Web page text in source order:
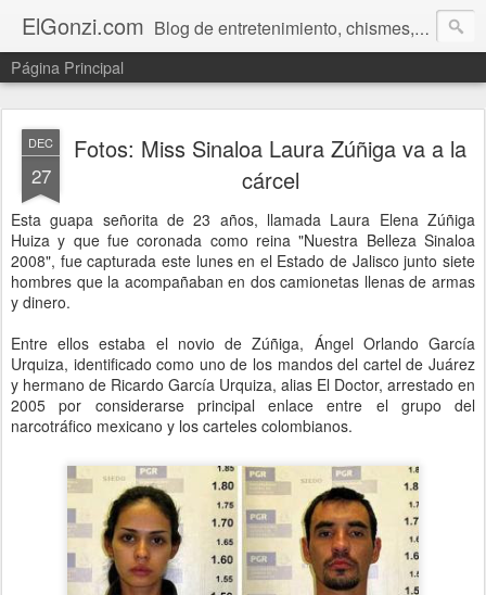
ElGonzi.com Blog de entretenimiento, chismes, humor, farándula, curiosidades, ovnis, noticias calientes, fotos, videos, paranormal y ¡más!
Página Principal
DEC
27
Fotos: Miss Sinaloa Laura Zúñiga va a la
cárcel
Esta guapa señorita de 23 años, llamada Laura Elena Zúñiga
Huiza y que fue coronada como reina "Nuestra Belleza Sinaloa
2008", fue capturada este lunes en el Estado de Jalisco junto siete
hombres que la acompañaban en dos camionetas llenas de armas
y dinero.
Entre ellos estaba el novio de Zúñiga, Ángel Orlando García
Urquiza, identificado como uno de los mandos del cartel de Juárez
y hermano de Ricardo García Urquiza, alias El Doctor, arrestado en
2005 por considerarse principal enlace entre el grupo del
narcotráfico mexicano y los carteles colombianos.